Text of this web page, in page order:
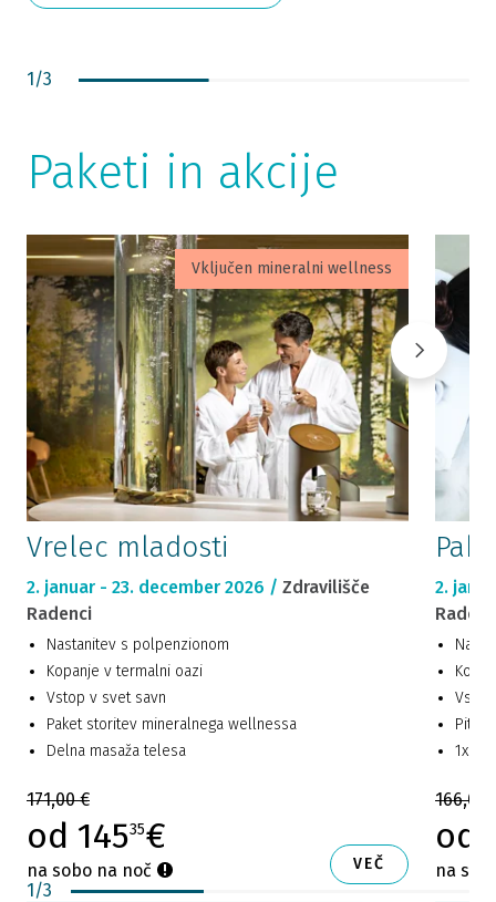
1/3
Paketi in akcije
Vključen mineralni wellness
Vrelec mladosti
2. januar - 23. december 2026 / Zdravilišče
Radenci
Nastanitev s polpenzionom
Kopanje v termalni oazi
Vstop v svet savn
Paket storitev mineralnega wellnessa
Delna masaža telesa
171,00 €
od 14535€
na sobo na noč VEČ
2.
Pitna
1x
166,00
od
na
1/3